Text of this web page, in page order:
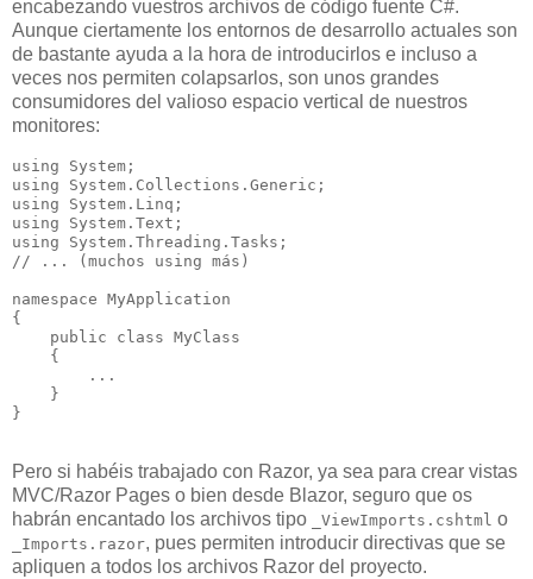
encabezando vuestros archivos de código fuente C#.
Aunque ciertamente los entornos de desarrollo actuales son
de bastante ayuda a la hora de introducirlos e incluso a
veces nos permiten colapsarlos, son unos grandes
consumidores del valioso espacio vertical de nuestros
monitores:
using System;
using System.Collections.Generic;
using System.Linq;
using System.Text;
using System.Threading.Tasks;
// ... (muchos using más)
namespace MyApplication
{
    public class MyClass
    {
        ...
    }
}
Pero si habéis trabajado con Razor, ya sea para crear vistas
MVC/Razor Pages o bien desde Blazor, seguro que os
habrán encantado los archivos tipo
_ViewImports.cshtml o
_Imports.razor, pues permiten introducir directivas que se
apliquen a todos los archivos Razor del proyecto.